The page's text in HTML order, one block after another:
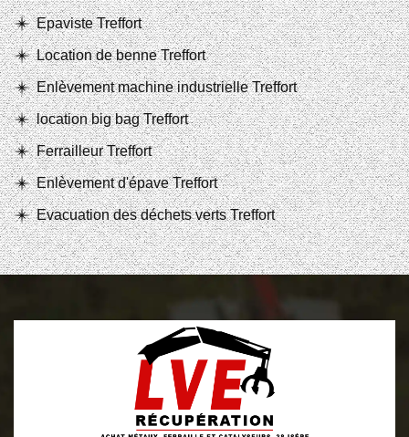
Epaviste Treffort
Location de benne Treffort
Enlèvement machine industrielle Treffort
location big bag Treffort
Ferrailleur Treffort
Enlèvement d'épave Treffort
Evacuation des déchets verts Treffort